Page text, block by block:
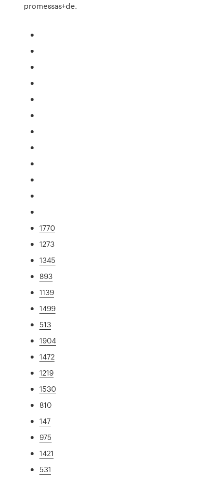
promessas+de.
1770
1273
1345
893
1139
1499
513
1904
1472
1219
1530
810
147
975
1421
531